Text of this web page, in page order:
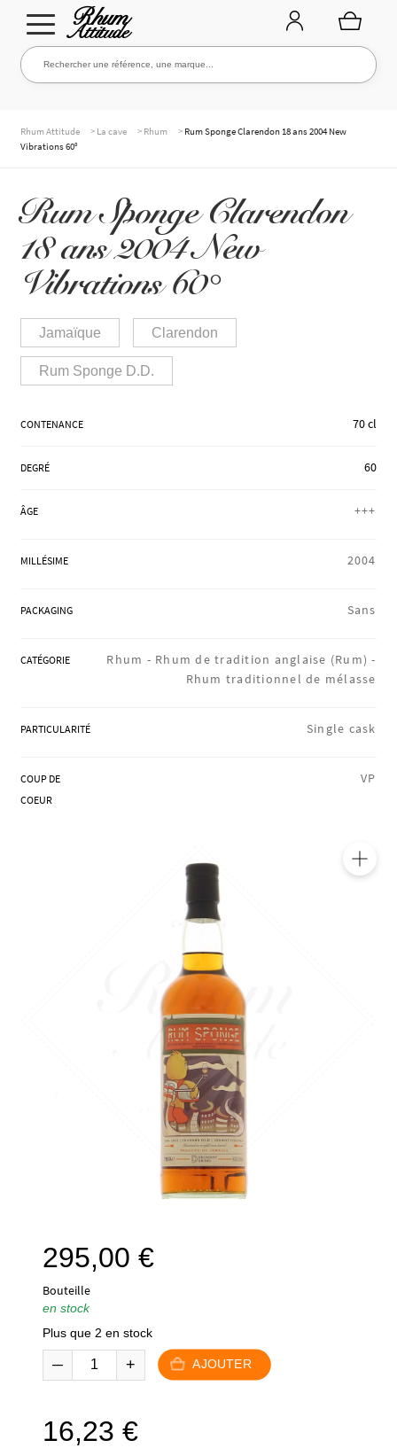
Aller
à
Aller
au
Rechercher une référence, une marque...
Rechercher
NOS RHUMS
WHISKIES & +
MARQUES
BOUTIQUE LOIRET
Rhum Attitude > La cave > Rhum > Rum Sponge Clarendon 18 ans 2004 New
Vibrations 60°
Rum Sponge Clarendon
18 ans 2004 New
Vibrations 60°
Jamaïque Clarendon
Rum Sponge D.D.
CONTENANCE 70 cl
DEGRÉ 60
ÂGE +++
MILLÉSIME 2004
PACKAGING Sans
CATÉGORIE Rhum - Rhum de tradition anglaise (Rum) -
Rhum traditionnel de mélasse
PARTICULARITÉ Single cask
COUP DE
COEUR
VP
295,00 €
Bouteille
en stock
Plus que 2 en stock
AJOUTER
16,23 €